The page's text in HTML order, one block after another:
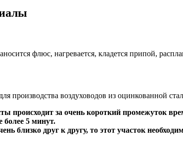
флюс, нагревается, кладется припой,
производства воздуховодов из оцинкованной
происходит за очень короткий промежуток
более 5 минут.
близко друг к другу, то этот участок